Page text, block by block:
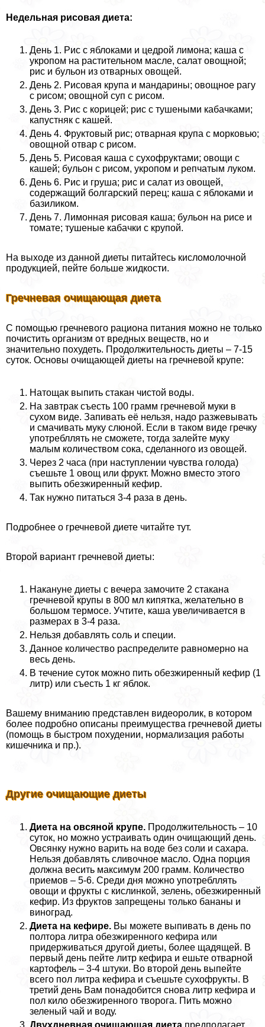
Недельная рисовая диета:
День 1. Рис с яблоками и цедрой лимона; каша с
укропом на растительном масле, салат овощной;
рис и бульон из отварных овощей.
День 2. Рисовая крупа и мaндарины; овощное рагу
с рисом; овощной суп с рисом.
День 3. Рис с корицей; рис с тушеными кабачками;
капустняк с кашей.
День 4. Фруктовый рис; отварная крупа с морковью;
овощной отвар с рисом.
День 5. Рисовая каша с сухофруктами; овощи с
кашей; бульон с рисом, укропом и репчатым луком.
День 6. Рис и груша; рис и салат из овощей,
содержащий болгарский перец; каша с яблоками и
базиликом.
День 7. Лимонная рисовая каша; бульон на рисе и
томате; тушеные кабачки с крупой.
На выходе из данной диеты питайтесь кисломолочной
продукцией, пейте больше жидкости.
Гречневая очищающая диета
С помощью гречневого рациона питания можно не только
почистить организм от вредных веществ, но и
значительно похудеть. Продолжительность диеты – 7-15
суток. Основы очищающей диеты на гречневой крупе:
Натощак выпить стакан чистой воды.
На завтpaк съесть 100 грамм гречневой муки в
сухом виде. Запивать её нельзя, надо разжевывать
и смачивать муку слюной. Если в таком виде гречку
употрeбллять не сможете, тогда залейте муку
малым количеством сока, сделанного из овощей.
Через 2 часа (при наступлении чувства голода)
съешьте 1 овощ или фрукт. Можно вместо этого
выпить обезжиренный кефир.
Так нужно питаться 3-4 раза в день.
Подробнее о гречневой диете читайте тут.
Второй вариант гречневой диеты:
Накануне диеты с вечера замочите 2 стакана
гречневой крупы в 800 мл кипятка, желательно в
большом термосе. Учтите, каша увеличивается в
размерах в 3-4 раза.
Нельзя добавлять соль и специи.
Данное количество распределите равномерно на
весь день.
В течение суток можно пить обезжиренный кефир (1
литр) или съесть 1 кг яблок.
Вашему вниманию представлен видеоролик, в котором
более подробно описаны преимущества гречневой диеты
(помощь в быстром похудении, нормализация работы
кишечника и пр.).
Другие очищающие диеты
Диета на овсяной крупе. Продолжительность – 10
суток, но можно устраивать один очищающий день.
Овсянку нужно варить на воде без соли и сахара.
Нельзя добавлять сливочное масло. Одна порция
должна весить максимум 200 грамм. Количество
приемов – 5-6. Среди дня можно употрeбллять
овощи и фрукты с кислинкой, зелень, обезжиренный
кефир. Из фруктов запрещены только бананы и
виноград.
Диета на кефире. Вы можете выпивать в день по
полтора литра обезжиренного кефира или
придерживаться другой диеты, более щадящей. В
первый день пейте литр кефира и ешьте отварной
картофель – 3-4 штуки. Во второй день выпейте
всего пол литра кефира и съешьте сухофрукты. В
третий день Вам понадобится снова литр кефира и
пол кило обезжиренного творога. Пить можно
зеленый чай и воду.
Двухдневная очищающая диета предполагает